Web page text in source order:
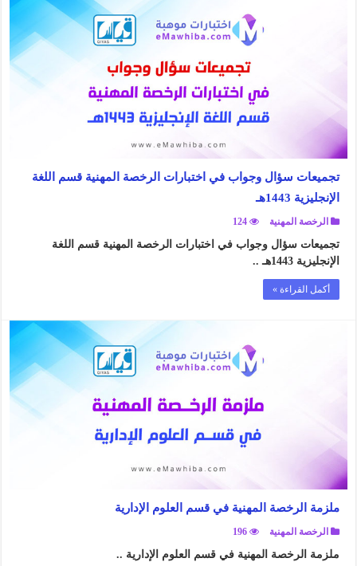
تجميعات سؤال وجواب في اختبارات الرخصة المهنية قسم اللغة
الإنجليزية 1443هـ
الرخصة المهنية 124
تجميعات سؤال وجواب في اختبارات الرخصة المهنية قسم اللغة
الإنجليزية 1443هـ ..
أكمل القراءة »
ملزمة الرخصة المهنية في قسم العلوم الإدارية
الرخصة المهنية 196
ملزمة الرخصة المهنية في قسم العلوم الإدارية ..